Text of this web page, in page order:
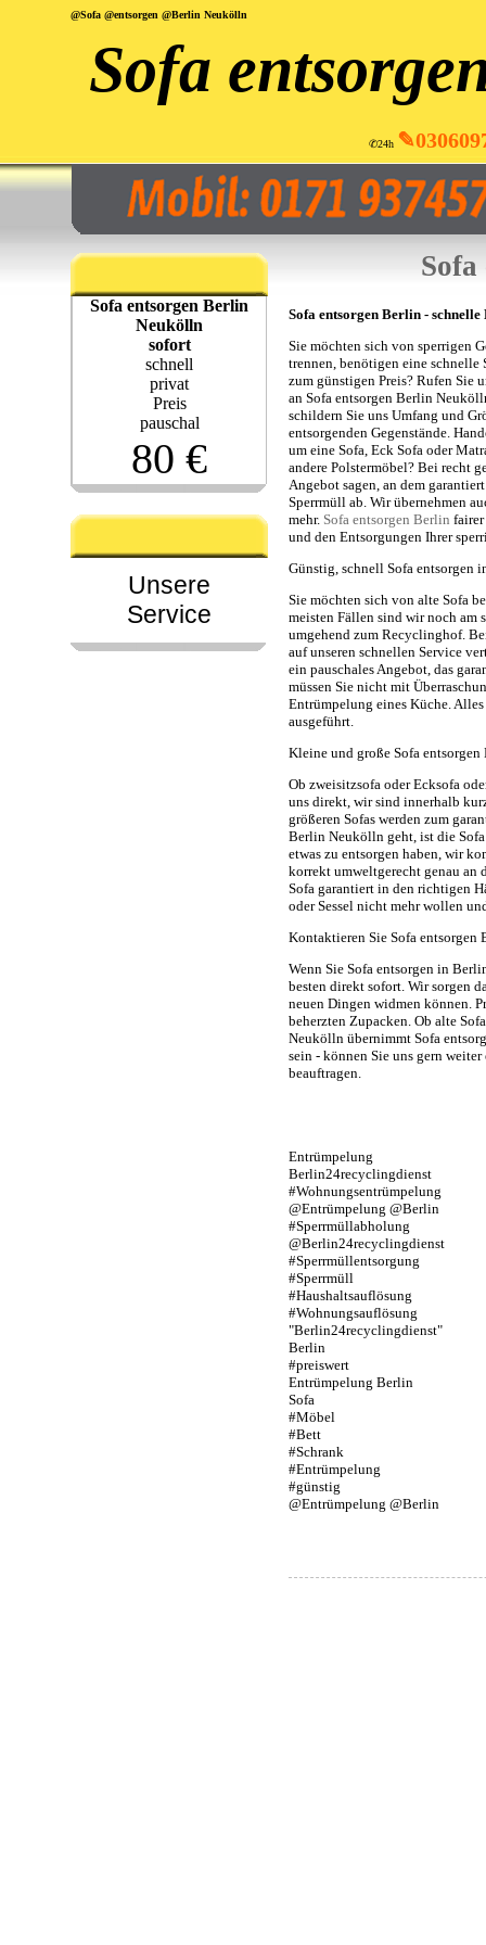
@Sofa @entsorgen @Berlin Neukölln
Sofa
✆24h
Sofa entsorgen Berlin
Neukölln
sofort
schnell
privat
Preis
pauschal
80 €
Unsere
Service
Sofa entsorgen Berlin -
Sie möchten sich von sperrigen
trennen, benötigen eine schnelle
zum günstigen Preis? Rufen Sie
an Sofa entsorgen Berlin
schildern Sie uns Umfang und
entsorgenden Gegenstände.
um eine Sofa, Eck Sofa oder
andere Polstermöbel? Bei recht
Angebot sagen, an dem
Sperrmüll ab. Wir übernehmen
mehr. Sofa entsorgen Berlin fairer
und den Entsorgungen Ihrer
Günstig, schnell Sofa
Sie möchten sich von alte Sofa
meisten Fällen sind wir noch am
umgehend zum Recyclinghof.
auf unseren schnellen Service
ein pauschales Angebot, das
müssen Sie nicht mit
Entrümpelung eines Küche.
ausgeführt.
Kleine und große Sofa
Ob zweisitzsofa oder Ecksofa
uns direkt, wir sind innerhalb
größeren Sofas werden zum
Berlin Neukölln geht, ist die
etwas zu entsorgen haben, wir
korrekt umweltgerecht genau an
Sofa garantiert in den richtigen
oder Sessel nicht mehr wollen
Kontaktieren Sie Sofa
Wenn Sie Sofa entsorgen in
besten direkt sofort. Wir sorgen
neuen Dingen widmen können.
beherzten Zupacken. Ob alte
Neukölln übernimmt Sofa
sein - können Sie uns gern
beauftragen.
Entrümpelung
Berlin24recyclingdienst
#Wohnungsentrümpelung
@Entrümpelung @Berlin
#Sperrmüllabholung
@Berlin24recyclingdienst
#Sperrmüllentsorgung
#Sperrmüll
#Haushaltsauflösung
#Wohnungsauflösung
"Berlin24recyclingdienst"
Berlin
#preiswert
Entrümpelung Berlin
Sofa
#Möbel
#Bett
#Schrank
#Entrümpelung
#günstig
@Entrümpelung @Berlin